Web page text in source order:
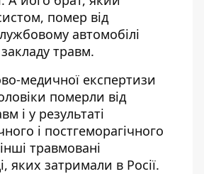
помер від
автомобілі
травм.
медичної експертизи
померли від
і у результаті
і постгеморагічного
травмовані
яких затримали в Росії.